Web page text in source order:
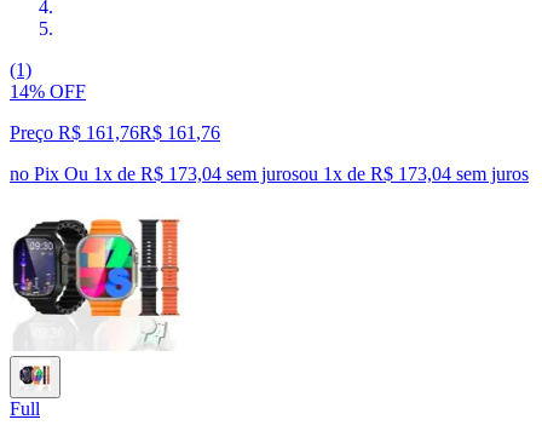
(1)
14% OFF
Preço R$ 161,76R$ 161 ,76
no Pix Ou 1x de R$ 173,04 sem jurosou 1x de R$ 173,04 sem juros
Full